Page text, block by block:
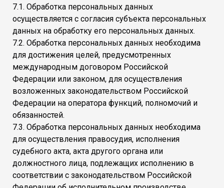
7.1. Обработка персональных данных
осуществляется с согласия субъекта персональных
данных на обработку его персональных данных.
7.2. Обработка персональных данных необходима
для достижения целей, предусмотренных
международным договором Российской
Федерации или законом, для осуществления
возложенных законодательством Российской
Федерации на оператора функций, полномочий и
обязанностей.
7.3. Обработка персональных данных необходима
для осуществления правосудия, исполнения
судебного акта, акта другого органа или
должностного лица, подлежащих исполнению в
соответствии с законодательством Российской